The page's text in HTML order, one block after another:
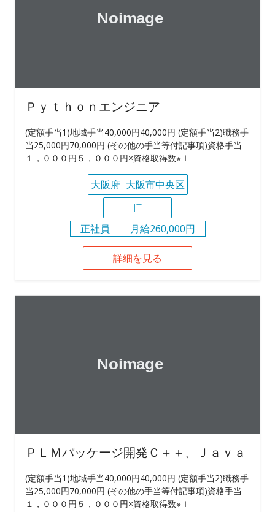
Ｐｙｔｈｏｎエンジニア
(定額手当1)地域手当40,000円40,000円 (定額手当2)職務手
当25,000円70,000円 (その他の手当等付記事項)資格手当
１，０００円５，０００円×資格取得数※Ｉ
大阪府 大阪市中央区
IT
正社員
月給260,000円
詳細を見る
ＰＬＭパッケージ開発Ｃ＋＋、Ｊａｖａ
(定額手当1)地域手当40,000円40,000円 (定額手当2)職務手
当25,000円70,000円 (その他の手当等付記事項)資格手当
１，０００円５，０００円×資格取得数※Ｉ